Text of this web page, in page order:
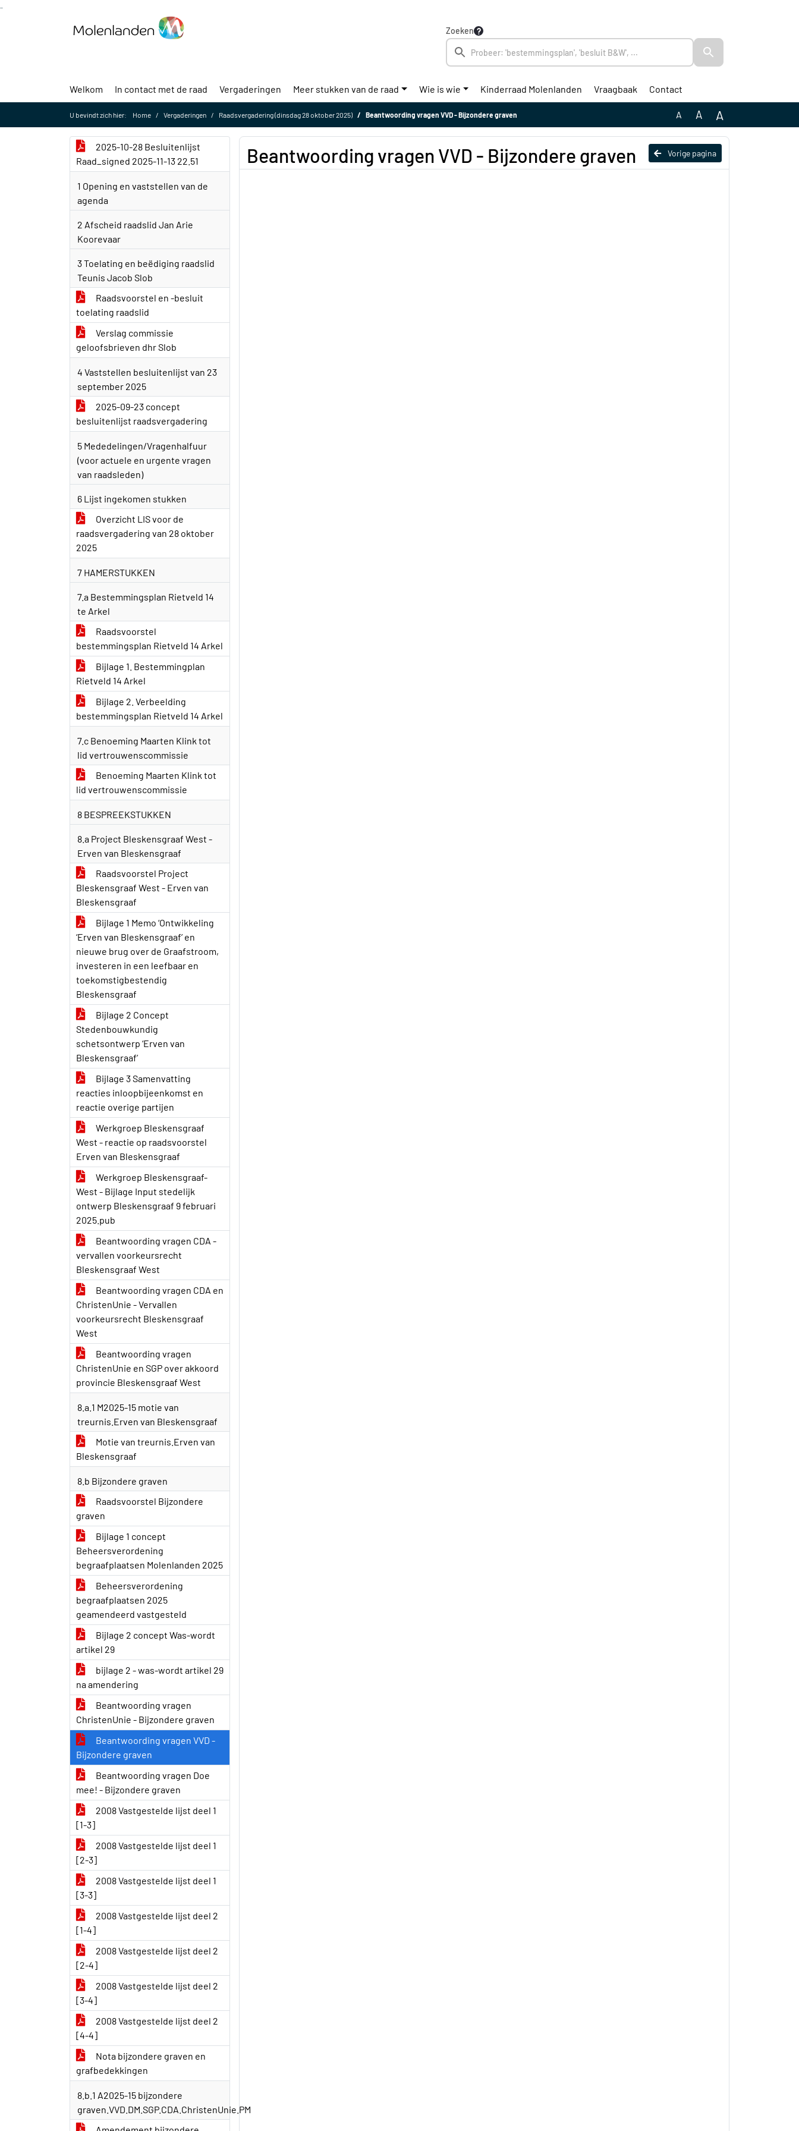
Zoeken
Welkom In contact met de raad Vergaderingen Meer stukken van de raad Wie is wie Kinderraad Molenlanden Vraagbaak Contact
U bevindt zich hier: Home Vergaderingen Raadsvergadering (dinsdag 28 oktober 2025) Beantwoording vragen VVD - Bijzondere graven A A A
2025-10-28 Besluitenlijst
Raad_signed 2025-11-13 22.51
1 Opening en vaststellen van de
agenda
2 Afscheid raadslid Jan Arie
Koorevaar
3 Toelating en beëdiging raadslid
Teunis Jacob Slob
Raadsvoorstel en -besluit
toelating raadslid
Verslag commissie
geloofsbrieven dhr Slob
4 Vaststellen besluitenlijst van 23
september 2025
2025-09-23 concept
besluitenlijst raadsvergadering
5 Mededelingen/Vragenhalfuur
(voor actuele en urgente vragen
van raadsleden)
6 Lijst ingekomen stukken
Overzicht LIS voor de
raadsvergadering van 28 oktober
2025
7 HAMERSTUKKEN
7.a Bestemmingsplan Rietveld 14
te Arkel
Raadsvoorstel
bestemmingsplan Rietveld 14 Arkel
Bijlage 1. Bestemmingplan
Rietveld 14 Arkel
Bijlage 2. Verbeelding
bestemmingsplan Rietveld 14 Arkel
7.c Benoeming Maarten Klink tot
lid vertrouwenscommissie
Benoeming Maarten Klink tot
lid vertrouwenscommissie
8 BESPREEKSTUKKEN
8.a Project Bleskensgraaf West -
Erven van Bleskensgraaf
Raadsvoorstel Project
Bleskensgraaf West - Erven van
Bleskensgraaf
Bijlage 1 Memo ‘Ontwikkeling
‘Erven van Bleskensgraaf’ en
nieuwe brug over de Graafstroom,
investeren in een leefbaar en
toekomstigbestendig
Bleskensgraaf
Bijlage 2 Concept
Stedenbouwkundig
schetsontwerp ‘Erven van
Bleskensgraaf’
Bijlage 3 Samenvatting
reacties inloopbijeenkomst en
reactie overige partijen
Werkgroep Bleskensgraaf
West - reactie op raadsvoorstel
Erven van Bleskensgraaf
Werkgroep Bleskensgraaf-
West - Bijlage Input stedelijk
ontwerp Bleskensgraaf 9 februari
2025.pub
Beantwoording vragen CDA -
vervallen voorkeursrecht
Bleskensgraaf West
Beantwoording vragen CDA en
ChristenUnie - Vervallen
voorkeursrecht Bleskensgraaf
West
Beantwoording vragen
ChristenUnie en SGP over akkoord
provincie Bleskensgraaf West
8.a.1 M2025-15 motie van
treurnis.Erven van Bleskensgraaf
Motie van treurnis.Erven van
Bleskensgraaf
8.b Bijzondere graven
Raadsvoorstel Bijzondere
graven
Bijlage 1 concept
Beheersverordening
begraafplaatsen Molenlanden 2025
Beheersverordening
begraafplaatsen 2025
geamendeerd vastgesteld
Bijlage 2 concept Was-wordt
artikel 29
bijlage 2 - was-wordt artikel 29
na amendering
Beantwoording vragen
ChristenUnie - Bijzondere graven
Beantwoording vragen VVD -
Bijzondere graven
Beantwoording vragen Doe
mee! - Bijzondere graven
2008 Vastgestelde lijst deel 1
[1-3]
2008 Vastgestelde lijst deel 1
[2-3]
2008 Vastgestelde lijst deel 1
[3-3]
2008 Vastgestelde lijst deel 2
[1-4]
2008 Vastgestelde lijst deel 2
[2-4]
2008 Vastgestelde lijst deel 2
[3-4]
2008 Vastgestelde lijst deel 2
[4-4]
Nota bijzondere graven en
grafbedekkingen
8.b.1 A2025-15 bijzondere
graven.VVD.DM.SGP.CDA.ChristenUnie.PM
Vorige pagina
Beantwoording vragen VVD - Bijzondere graven